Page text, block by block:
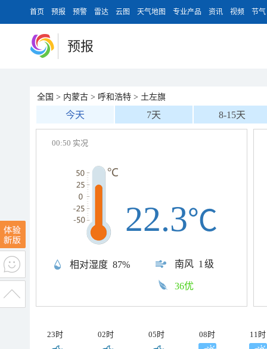
首页 预报 预警 雷达 云图 天气地图 专业产品 资讯 视频 节气
预报
全国 > 内蒙古 > 呼和浩特 > 土左旗
今天 7天 8-15天
00:50 实况
相对湿度 87% 南风 1级
22.3℃
36优
23时 02时 05时 08时 11时